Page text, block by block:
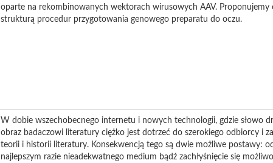
oparte na rekombinowanych wektorach wirusowych AAV. Proponujemy
strukturą procedur przygotowania genowego preparatu do oczu.
W dobie wszechobecnego internetu i nowych technologii, gdzie słowo
obraz badaczowi literatury ciężko jest dotrzeć do szerokiego odbiorcy i
teorii i historii literatury. Konsekwencją tego są dwie możliwe postawy:
najlepszym razie nieadekwatnego medium bądź zachłyśnięcie się